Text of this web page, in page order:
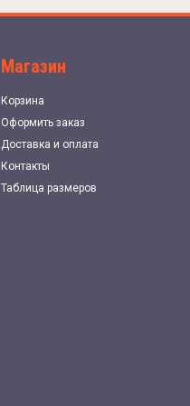
Магазин
Корзина
Оформить заказ
Доставка и оплата
Контакты
Таблица размеров